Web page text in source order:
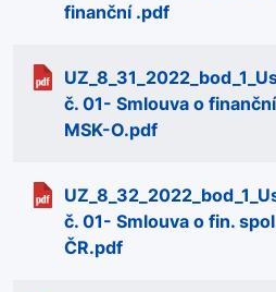
finanční .pdf
č. 01- Smlouva o
MSK-O.pdf
č. 01- Smlouva o fin.
ČR.pdf